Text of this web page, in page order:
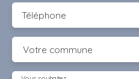
Téléphone
Votre commune